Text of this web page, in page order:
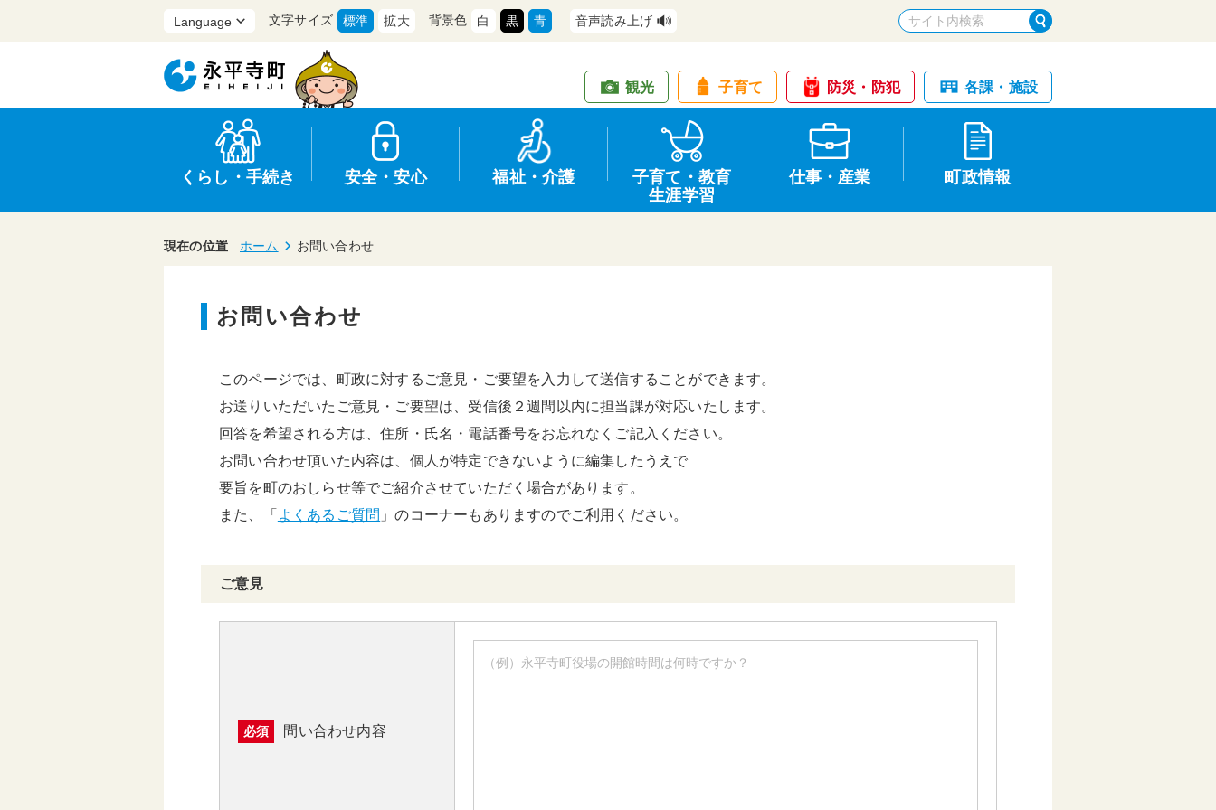
観光 子育て 防災・防犯 各課・施設
くらし・手続き
上水道・下水道
申請書・証明書 支援 環境
安全・安心
防災
福祉・介護
医療
子育て・教育
生涯学習
保育・子育て
仕事・産業
農業・林業・漁業
町政情報
行政
広報 募集 申請手続き
頑張る地方応援プロ
グラム
文字サイズ 標準 拡大 背景色 白 黒 青 音声読み上げ
現在の位置 ホーム お問い合わせ
お問い合わせ
このページでは、町政に対するご意見・ご要望を入力して送信することができます。
お送りいただいたご意見・ご要望は、受信後２週間以内に担当課が対応いたします。
回答を希望される方は、住所・氏名・電話番号をお忘れなくご記入ください。
お問い合わせ頂いた内容は、個人が特定できないように編集したうえで
要旨を町のおしらせ等でご紹介させていただく場合があります。
また、「 よくあるご質問 」のコーナーもありますのでご利用ください。
ご意見
必須 問い合わせ内容